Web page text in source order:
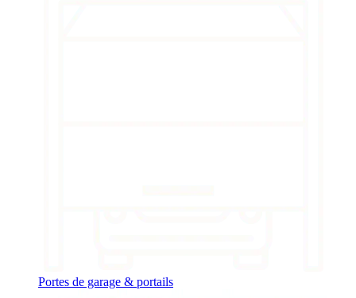
Portes de garage & portails